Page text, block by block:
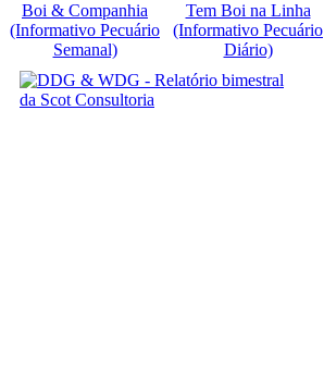
Boi & Companhia
(Informativo Pecuário
Semanal)
Tem Boi na Linha
(Informativo Pecuário
Diário)